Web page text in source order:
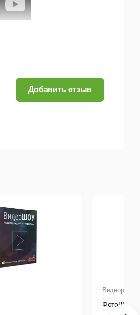
треков, микрофона.
или анимационных Flash-
повторяющимся
видео.
Добавить отзыв
ФотоШОУ